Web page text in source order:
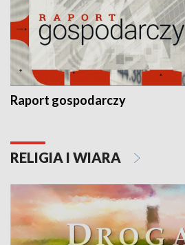
Raport gospodarczy
RELIGIA I WIARA